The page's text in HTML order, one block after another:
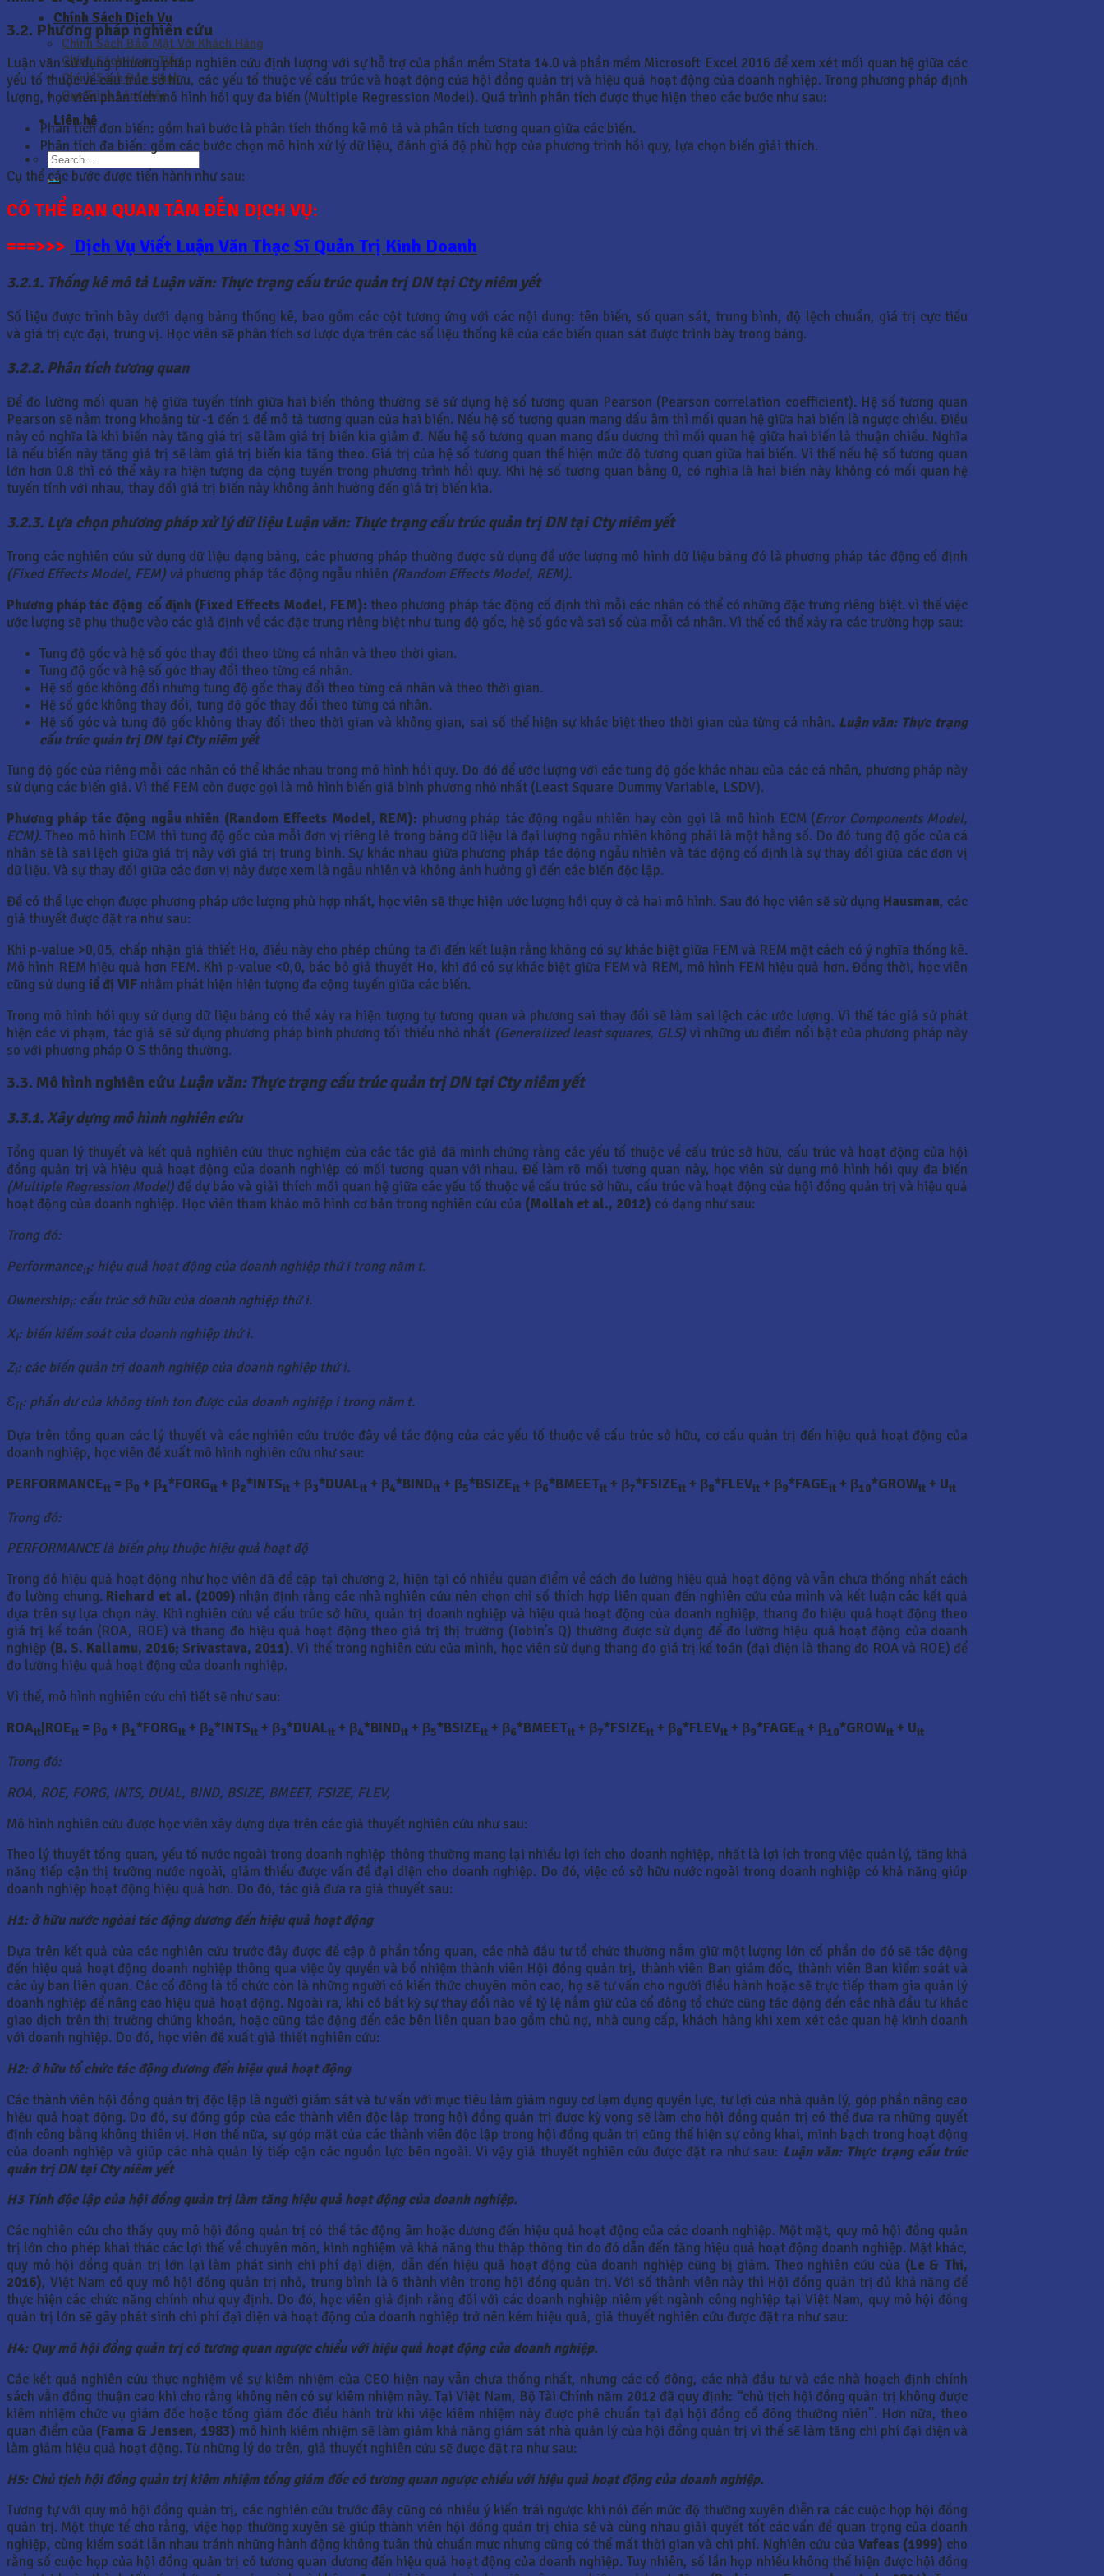
Chính Sách Dịch Vụ
Chính Sách Bảo Mật Với Khách Hàng
Chính Sách Hoàn Tiền
Chính Sách Bảo Hành
Quy Trình Làm Việc
Liên hệ
3.2. Phươngpháp nghiên cứu
Luận văn sử dụng phương pháp nghiên cứu định lượng với sự hỗ trợ của phần mềm Stata 14.0 và phần mềm Microsoft Excel 2016 để xem xét mối quan hệ giữa các
yếu tố thuộc về cấu trúc sở hữu, các yếu tố thuộc về cấu trúc và hoạt động của hội đồng quản trị và hiệu quả hoạt động của doanh nghiệp. Trong phương pháp định
lượng, học viên phân tích mô hình hồi quy đa biến (Multiple Regression Model). Quá trình phân tích được thực hiện theo các bước như sau:
Phân tích đơn biến: gồm hai bước là phân tích thống kê mô tả và phân tích tương quan giữa các biến.
Phân tích đa biến: gồm các bước chọn mô hình xử lý dữ liệu, đánh giá độ phù hợp của phương trình hồi quy, lựa chọn biến giải thích.
Cụ thể các bước được tiến hành như sau:
CÓ THỂ BẠN QUAN TÂM ĐẾN DỊCH VỤ:
===>>> Dịch Vụ Viết Luận Văn Thạc Sĩ Quản Trị Kinh Doanh
3.2.1. Thống kê mô tả Luận văn: Thực trạng cấu trúc quản trị DN tại Cty niêm yết
Số liệu được trình bày dưới dạng bảng thống kê, bao gồm các cột tương ứng với các nội dung: tên biến, số quan sát, trung bình, độ lệch chuẩn, giá trị cực tiểu
và giá trị cực đại, trung vị. Học viên sẽ phân tích sơ lược dựa trên các số liệu thống kê của các biến quan sát được trình bày trong bảng.
3.2.2. Phân tích tương quan
Để đo lường mối quan hệ giữa tuyến tính giữa hai biến thông thường sẽ sử dụng hệ số tương quan Pearson (Pearson correlation coefficient). Hệ số tương quan
Pearson sẽ nằm trong khoảng từ -1 đến 1 để mô tả tương quan của hai biến. Nếu hệ số tương quan mang dấu âm thì mối quan hệ giữa hai biến là ngược chiều. Điều
này có nghĩa là khi biến này tăng giá trị sẽ làm giá trị biến kia giảm đ. Nếu hệ số tương quan mang dấu dương thì mối quan hệ giữa hai biến là thuận chiều. Nghĩa
là nếu biến này tăng giá trị sẽ làm giá trị biến kia tăng theo. Giá trị của hệ số tương quan thể hiện mức độ tương quan giữa hai biến. Vì thế nếu hệ số tương quan
lớn hơn 0.8 thì có thể xảy ra hiện tượng đa cộng tuyến trong phương trình hồi quy. Khi hệ số tương quan bằng 0, có nghĩa là hai biến này không có mối quan hệ
tuyến tính với nhau, thay đổi giá trị biến này không ảnh hưởng đến giá trị biến kia.
3.2.3. Lựa chọn phương pháp xử lý dữ liệu Luận văn: Thực trạng cấu trúc quản trị DN tại Cty niêm yết
Trong các nghiên cứu sử dụng dữ liệu dạng bảng, các phương pháp thường được sử dụng để ước lượng mô hình dữ liệu bảng đó là phương pháp tác động cố định
(Fixed Effects Model, FEM) và phương pháp tác động ngẫu nhiên (Random Effects Model, REM).
Phương pháp tác động cố định (Fixed Effects Model, FEM): theo phương pháp tác động cố định thì mỗi các nhân có thể có những đặc trưng riêng biệt. vì thế việc
ước lượng sẽ phụ thuộc vào các giả định về các đặc trưng riêng biệt như tung độ gốc, hệ số góc và sai số của mỗi cá nhân. Vì thế có thể xảy ra các trường hợp sau:
Tung độ gốc và hệ số góc thay đổi theo từng cá nhân và theo thời gian.
Tung độ gốc và hệ số góc thay đổi theo từng cá nhân.
Hệ số góc không đổi nhưng tung độ gốc thay đổi theo từng cá nhân và theo thời gian.
Hệ số góc không thay đổi, tung độ gốc thay đổi theo từng cá nhân.
Hệ số góc và tung độ gốc không thay đổi theo thời gian và không gian, sai số thể hiện sự khác biệt theo thời gian của từng cá nhân. Luận văn: Thực trạng
cấu trúc quản trị DN tại Cty niêm yết
Tung độ gốc của riêng mỗi các nhân có thể khác nhau trong mô hình hồi quy. Do đó để ước lượng với các tung độ gốc khác nhau của các cá nhân, phương pháp này
sử dụng các biến giả. Vì thế FEM còn được gọi là mô hình biến giả bình phương nhỏ nhất (Least Square Dummy Variable, LSDV).
Phương pháp tác động ngẫu nhiên (Random Effects Model, REM): phương pháp tác động ngẫu nhiên hay còn gọi là mô hình ECM (Error Components Model,
ECM). Theo mô hình ECM thì tung độ gốc của mỗi đơn vị riêng lẻ trong bảng dữ liệu là đại lượng ngẫu nhiên không phải là một hằng số. Do đó tung độ gốc của cá
nhân sẽ là sai lệch giữa giá trị này với giá trị trung bình. Sự khác nhau giữa phương pháp tác động ngẫu nhiên và tác động cố định là sự thay đổi giữa các đơn vị
dữ liệu. Và sự thay đổi giữa các đơn vị này được xem là ngẫu nhiên và không ảnh hưởng gì đến các biến độc lập.
Để có thể lực chọn được phương pháp ước lượng phù hợp nhất, học viên sẽ thực hiện ước lượng hồi quy ở cả hai mô hình. Sau đó học viên sẽ sử dụng Hausman, các
giả thuyết được đặt ra như sau:
Khi p-value >0,05, chấp nhận giả thiết Ho, điều này cho phép chúng ta đi đến kết luận rằng không có sự khác biệt giữa FEM và REM một cách có ý nghĩa thống kê.
Mô hình REM hiệu quả hơn FEM. Khi p-value <0,0, bác bỏ giả thuyết Ho, khi đó có sự khác biệt giữa FEM và REM, mô hình FEM hiệu quả hơn. Đồng thời, học viên
cũng sử dụng iể đị VIF nhằm phát hiện hiện tượng đa cộng tuyến giữa các biến.
Trong mô hình hồi quy sử dụng dữ liệu bảng có thể xảy ra hiện tượng tự tương quan và phương sai thay đổi sẽ làm sai lệch các ước lượng. Vì thế tác gỉả sử phát
hiện các vi phạm, tác giả sẽ sử dụng phương pháp bình phương tối thiểu nhỏ nhất (Generalized least squares, GLS) vì những ưu điểm nổi bật của phương pháp này
so với phương pháp O S thông thường.
3.3. Mô hình nghiên cứu Luận văn: Thực trạng cấu trúc quản trị DN tại Cty niêm yết
3.3.1. Xây dựng mô hình nghiên cứu
Tổng quan lý thuyết và kết quả nghiên cứu thực nghiệm của các tác giả đã minh chứng rằng các yếu tố thuộc về cấu trúc sở hữu, cấu trúc và hoạt động của hội
đồng quản trị và hiệu quả hoạt động của doanh nghiệp có mối tương quan với nhau. Để làm rõ mối tương quan này, học viên sử dụng mô hình hồi quy đa biến
(Multiple Regression Model) để dự báo và giải thích mối quan hệ giữa các yếu tố thuộc về cấu trúc sở hữu, cấu trúc và hoạt động của hội đồng quản trị và hiệu quả
hoạt động của doanh nghiệp. Học viên tham khảo mô hình cơ bản trong nghiên cứu của (Mollah et al., 2012) có dạng như sau:
Trong đó:
Performanceit: hiệu quả hoạt động của doanh nghiệp thứ i trong năm t.
Ownershipi: cấu trúc sở hữu của doanh nghiệp thứ i.
Xi: biến kiểm soát của doanh nghiệp thứ i.
Zi: các biến quản trị doanh nghiệp của doanh nghiệp thứ i.
Ɛit: phần dư của không tính ton được của doanh nghiệp i trong năm t.
Dựa trên tổng quan các lý thuyết và các nghiên cứu trước đây về tác động của các yếu tố thuộc về cấu trúc sở hữu, cơ cấu quản trị đến hiệu quả hoạt động của
doanh nghiệp, học viên đề xuất mô hình nghiên cứu như sau:
PERFORMANCEit = β0 + β1*FORGit + β2*INTSit + β3*DUALit + β4*BINDit + β5*BSIZEit + β6*BMEETit + β7*FSIZEit + β8*FLEVit + β9*FAGEit + β10*GROWit + Uit
Trong đó:
PERFORMANCE là biến phụthuộc hiệu quả hoạt độ
Trong đó hiệu quả hoạt động như học viên đã đề cập tại chương 2, hiện tại có nhiều quan điểm về cách đo lường hiệu quả hoạt động và vẫn chưa thống nhất cách
đo lường chung. Richard et al. (2009) nhận định rằng các nhà nghiên cứu nên chọn chỉ số thích hợp liên quan đến nghiên cứu của mình và kết luận các kết quả
dựa trên sự lựa chọn này. Khi nghiên cứu về cấu trúc sở hữu, quản trị doanh nghiệp và hiệu quả hoạt động của doanh nghiệp, thang đo hiệu quả hoạt động theo
giá trị kế toán (ROA, ROE) và thang đo hiệu quả hoạt động theo giá trị thị trường (Tobin’s Q) thường được sử dụng để đo lường hiệu quả hoạt động của doanh
nghiệp (B. S. Kallamu, 2016; Srivastava, 2011). Vì thế trong nghiên cứu của mình, học viên sử dụng thang đo giá trị kế toán (đại diện là thang đo ROA và ROE) để
đo lường hiệu quả hoạt động của doanh nghiệp.
Vì thế, mô hình nghiên cứu chi tiết sẽ như sau:
ROAit |ROEit = β0 + β1*FORGit + β2*INTSit + β3*DUALit + β4*BINDit + β5*BSIZEit + β6*BMEETit + β7*FSIZEit + β8*FLEVit + β9*FAGEit + β10*GROWit + Uit
Trong đó:
ROA, ROE, FORG, INTS, DUAL, BIND, BSIZE, BMEET, FSIZE, FLEV,
Mô hình nghiên cứu được học viên xây dựng dựa trên các giả thuyết nghiên cứu như sau:
Theo lý thuyết tổng quan, yếu tố nước ngoài trong doanh nghiệp thông thường mang lại nhiều lợi ích cho doanh nghiệp, nhất là lợi ích trong việc quản lý, tăng khả
năng tiếp cận thị trường nước ngoài, giảm thiểu được vấn đề đại diện cho doanh nghiệp. Do đó, việc có sở hữu nước ngoài trong doanh nghiệp có khả năng giúp
doanh nghiệp hoạt động hiệu quả hơn. Do đó, tác giả đưa ra giả thuyết sau:
H1: ở hữu nước ngòai tác động dương đến hiệu quả hoạt động
Dựa trên kết quả của các nghiên cứu trước đây được đề cập ở phần tổng quan, các nhà đầu tư tổ chức thường nắm giữ một lượng lớn cổ phần do đó sẽ tác động
đến hiệu quả hoạt động doanh nghiệp thông qua việc ủy quyền và bổ nhiệm thành viên Hội đồng quản trị, thành viên Ban giám đốc, thành viên Ban kiểm soát và
các ủy ban liên quan. Các cổ đông là tổ chức còn là những người có kiến thức chuyên môn cao, họ sẽ tư vấn cho người điều hành hoặc sẽ trực tiếp tham gia quản lý
doanh nghiệp để nâng cao hiệu quả hoạt động. Ngoài ra, khi có bất kỳ sự thay đổi nào về tỷ lệ nắm giữ của cổ đông tổ chức cũng tác động đến các nhà đầu tư khác
giao dịch trên thị trường chứng khoán, hoặc cũng tác động đến các bên liên quan bao gồm chủ nợ, nhà cung cấp, khách hàng khi xem xét các quan hệ kinh doanh
với doanh nghiệp. Do đó, học viên đề xuất giả thiết nghiên cứu:
H2: ở hữu tổ chức tác động dương đến hiệu quả hoạt động
Các thành viên hội đồng quản trị độc lập là người giám sát và tư vấn với mục tiêu làm giảm nguy cơ lạm dụng quyền lực, tư lợi của nhà quản lý, góp phần nâng cao
hiệu quả hoạt động. Do đó, sự đóng góp của các thành viên độc lập trong hội đồng quản trị được kỳ vọng sẽ làm cho hội đồng quản trị có thể đưa ra những quyết
định công bằng không thiên vị. Hơn thế nữa, sự góp mặt của các thành viên độc lập trong hội đồng quản trị cũng thể hiện sự công khai, minh bạch trong hoạt động
của doanh nghiệp và giúp các nhà quản lý tiếp cận các nguồn lực bên ngoài. Vì vậy giả thuyết nghiên cứu được đặt ra như sau: Luận văn: Thực trạng cấu trúc
quản trị DN tại Cty niêm yết
H3 Tính độc lập của hội đồng quản trị làm tăng hiệu quả hoạt động của doanh nghiệp.
Các nghiên cứu cho thấy quy mô hội đồng quản trị có thể tác động âm hoặc dương đến hiệu quả hoạt động của các doanh nghiệp. Một mặt, quy mô hội đồng quản
trị lớn cho phép khai thác các lợi thế về chuyên môn, kinh nghiệm và khả năng thu thập thông tin do đó dẫn đến tăng hiệu quả hoạt động doanh nghiệp. Mặt khác,
quy mô hội đồng quản trị lớn lại làm phát sinh chi phí đại diện, dẫn đến hiệu quả hoạt động của doanh nghiệp cũng bị giảm. Theo nghiên cứu của (Le & Thi,
2016), Việt Nam có quy mô hội đồng quản trị nhỏ, trung bình là 6 thành viên trong hội đồng quản trị. Với số thành viên này thì Hội đồng quản trị đủ khả năng để
thực hiện các chức năng chính như quy định. Do đó, học viên giả định rằng đối với các doanh nghiệp niêm yết ngành công nghiệp tại Việt Nam, quy mô hội đồng
quản trị lớn sẽ gây phát sinh chi phí đại diện và hoạt động của doanh nghiệp trở nên kém hiệu quả, giả thuyết nghiên cứu được đặt ra như sau:
H4: Quy mô hội đồng quản trị có tương quan ngược chiều với hiệu quả hoạt động của doanh nghiệp.
Các kết quả nghiên cứu thực nghiệm về sự kiêm nhiệm của CEO hiện nay vẫn chưa thống nhất, nhưng các cổ đông, các nhà đầu tư và các nhà hoạch định chính
sách vẫn đồng thuận cao khi cho rằng không nên có sự kiêm nhiệm này. Tại Việt Nam, Bộ Tài Chính năm 2012 đã quy định: “chủ tịch hội đồng quản trị không được
kiêm nhiệm chức vụ giám đốc hoặc tổng giám đốc điều hành trừ khi việc kiêm nhiệm này được phê chuẩn tại đại hội đồng cổ đông thường niên”. Hơn nữa, theo
quan điểm của (Fama & Jensen, 1983) mô hình kiêm nhiệm sẽ làm giảm khả năng giám sát nhà quản lý của hội đồng quản trị vì thế sẽ làm tăng chi phí đại diện và
làm giảm hiệu quả hoạt động. Từ những lý do trên, giả thuyết nghiên cứu sẽ được đặt ra như sau:
H5: Chủ tịch hội đồng quản trị kiêm nhiệm tổng giám đốc có tương quan ngược chiều với hiệu quả hoạt động của doanh nghiệp.
Tương tự với quy mô hội đồng quản trị, các nghiên cứu trước đây cũng có nhiều ý kiến trái ngược khi nói đến mức độ thường xuyên diễn ra các cuộc họp hội đồng
quản trị. Một thực tế cho rằng, việc họp thường xuyên sẽ giúp thành viên hội đồng quản trị chia sẻ và cùng nhau giải quyết tốt các vấn đề quan trọng của doanh
nghiệp, cùng kiểm soát lẫn nhau tránh những hành động không tuân thủ chuẩn mực nhưng cũng có thể mất thời gian và chi phí. Nghiên cứu của Vafeas (1999) cho
rằng số cuộc họp của hội đồng quản trị có tương quan dương đến hiệu quả hoạt động của doanh nghiệp. Tuy nhiên, số lần họp nhiều không thể hiện được hội đồng